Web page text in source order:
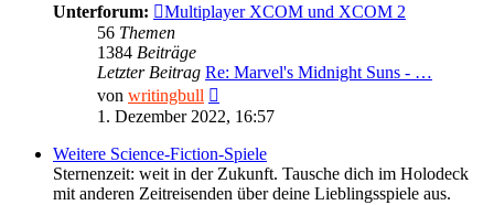
Unterforum:
Multiplayer XCOM und XCOM 2
56 Themen
1384 Beiträge
Letzter Beitrag Re: Marvel's Midnight Suns - …
von writingbull
Beitrag
1. Dezember 2022, 16:57
Weitere Science-Fiction-Spiele
Sternenzeit: weit in der Zukunft. Tausche dich im Holodeck
mit anderen Zeitreisenden über deine Lieblingsspiele aus.